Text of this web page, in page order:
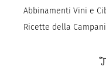
Abbinamenti Vini e
Ricette della